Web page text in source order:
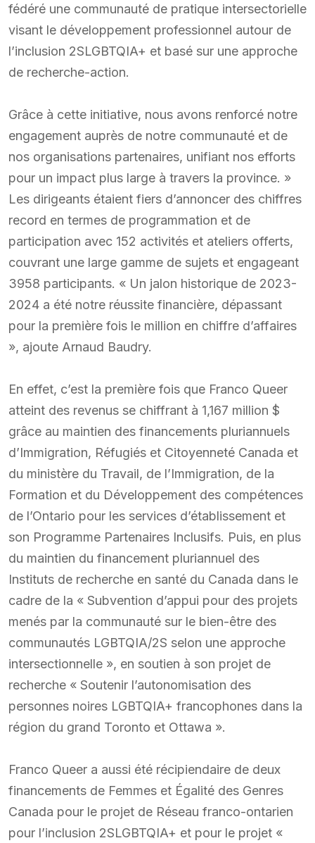
fédéré une communauté de pratique intersectorielle
visant le développement professionnel autour de
l’inclusion 2SLGBTQIA+ et basé sur une approche
de recherche-action.
Grâce à cette initiative, nous avons renforcé notre
engagement auprès de notre communauté et de
nos organisations partenaires, unifiant nos efforts
pour un impact plus large à travers la province. »
Les dirigeants étaient fiers d’annoncer des chiffres
record en termes de programmation et de
participation avec 152 activités et ateliers offerts,
couvrant une large gamme de sujets et engageant
3958 participants. « Un jalon historique de 2023-
2024 a été notre réussite financière, dépassant
pour la première fois le million en chiffre d’affaires
», ajoute Arnaud Baudry.
En effet, c’est la première fois que Franco Queer
atteint des revenus se chiffrant à 1,167 million $
grâce au maintien des financements pluriannuels
d’Immigration, Réfugiés et Citoyenneté Canada et
du ministère du Travail, de l’Immigration, de la
Formation et du Développement des compétences
de l’Ontario pour les services d’établissement et
son Programme Partenaires Inclusifs. Puis, en plus
du maintien du financement pluriannuel des
Instituts de recherche en santé du Canada dans le
cadre de la « Subvention d’appui pour des projets
menés par la communauté sur le bien-être des
communautés LGBTQIA/2S selon une approche
intersectionnelle », en soutien à son projet de
recherche « Soutenir l’autonomisation des
personnes noires LGBTQIA+ francophones dans la
région du grand Toronto et Ottawa ».
Franco Queer a aussi été récipiendaire de deux
financements de Femmes et Égalité des Genres
Canada pour le projet de Réseau franco-ontarien
pour l’inclusion 2SLGBTQIA+ et pour le projet «